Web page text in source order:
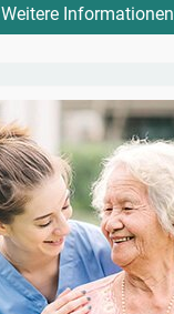
Weitere Informationen